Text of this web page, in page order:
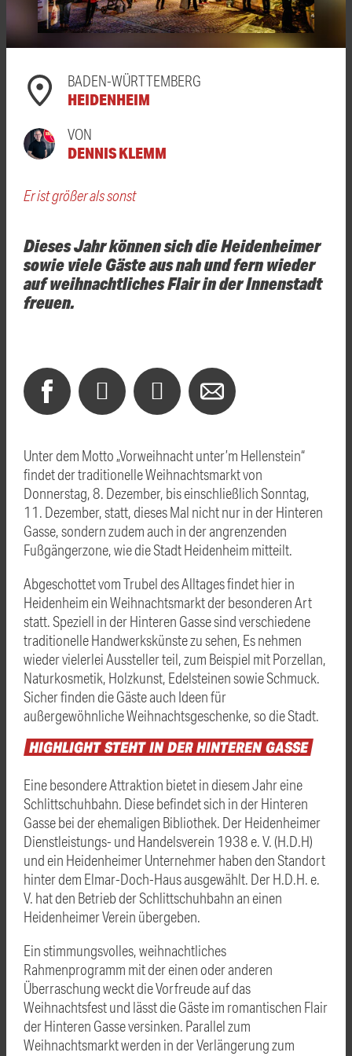
BADEN-WÜRTTEMBERG
HEIDENHEIM
VON
DENNIS KLEMM
Er ist größer als sonst
Dieses Jahr können sich die Heidenheimer
sowie viele Gäste aus nah und fern wieder
auf weihnachtliches Flair in der Innenstadt
freuen.
Unter dem Motto „Vorweihnacht unter’m Hellenstein“
findet der traditionelle Weihnachtsmarkt von
Donnerstag, 8. Dezember, bis einschließlich Sonntag,
11. Dezember, statt, dieses Mal nicht nur in der Hinteren
Gasse, sondern zudem auch in der angrenzenden
Fußgängerzone, wie die Stadt Heidenheim mitteilt.
Abgeschottet vom Trubel des Alltages findet hier in
Heidenheim ein Weihnachtsmarkt der besonderen Art
statt. Speziell in der Hinteren Gasse sind verschiedene
traditionelle Handwerkskünste zu sehen, Es nehmen
wieder vielerlei Aussteller teil, zum Beispiel mit Porzellan,
Naturkosmetik, Holzkunst, Edelsteinen sowie Schmuck.
Sicher finden die Gäste auch Ideen für
außergewöhnliche Weihnachtsgeschenke, so die Stadt.
HIGHLIGHTSTEHTINDERHINTERENGASSE
Eine besondere Attraktion bietet in diesem Jahr eine
Schlittschuhbahn. Diese befindet sich in der Hinteren
Gasse bei der ehemaligen Bibliothek. Der Heidenheimer
Dienstleistungs- und Handelsverein 1938 e. V. (H.D.H)
und ein Heidenheimer Unternehmer haben den Standort
hinter dem Elmar-Doch-Haus ausgewählt. Der H.D.H. e.
V. hat den Betrieb der Schlittschuhbahn an einen
Heidenheimer Verein übergeben.
Ein stimmungsvolles, weihnachtliches
Rahmenprogramm mit der einen oder anderen
Überraschung weckt die Vorfreude auf das
Weihnachtsfest und lässt die Gäste im romantischen Flair
der Hinteren Gasse versinken. Parallel zum
Weihnachtsmarkt werden in der Verlängerung zum